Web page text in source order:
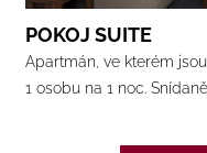
POKOJ SUITE
Apartmán, ve kterém
1 osobu na 1 noc.